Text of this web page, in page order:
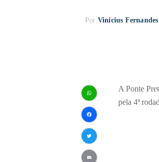
Por Vinicius Fernandes
WhatsApp
Facebook
Twitter
A Ponte
pela 4ª